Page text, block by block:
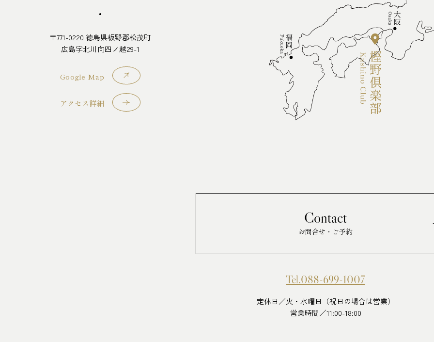
〒771-0220 徳島県板野郡松茂町
広島字北川向四ノ越29-1
Google Map
アクセス詳細
Contact
お問合せ・ご予約
Tel.088-699-1007
定休日／火・水曜日（祝日の場合は営業）
営業時間／11:00-18:00